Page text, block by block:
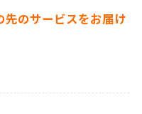
のサービスをお届け